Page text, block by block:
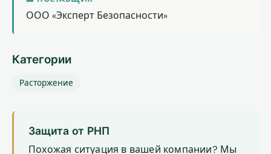
ООО «Эксперт Безопасности»
Категории
Расторжение
Защита от РНП
Похожая ситуация в вашей компании? Мы